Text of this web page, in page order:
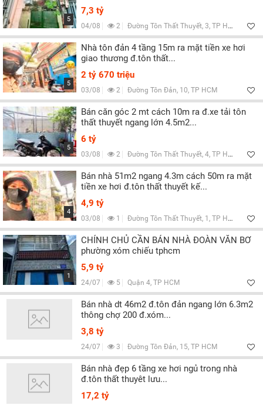
5
7,3 tỷ
04/08 2 Đường Tôn Thất Thuyết, 3, TP HCM
5
Nhà tôn đản 4 tầng 15m ra mặt tiền xe hơi
giao thương đ.tôn thất...
2 tỷ 670 triệu
03/08 2 Đường Tôn Đản, 10, TP HCM
5
Bán căn góc 2 mt cách 10m ra đ.xe tải tôn
thất thuyết ngang lớn 4.5m2...
6 tỷ
03/08 2 Đường Tôn Thất Thuyết, 4, TP HCM
4
Bán nhà 51m2 ngang 4.3m cách 50m ra mặt
tiền xe hơi đ.tôn thất thuyết kế...
4,9 tỷ
03/08 1 Đường Tôn Thất Thuyết, 1, TP HCM
1
CHÍNH CHỦ CẦN BÁN NHÀ ĐOÀN VĂN BƠ
phường xóm chiếu tphcm
5,9 tỷ
24/07 5 Quận 4, TP HCM
Bán nhà dt 46m2 đ.tôn đản ngang lớn 6.3m2
thông chợ 200 đ.xóm...
3,8 tỷ
24/07 3 Đường Tôn Đản, 15, TP HCM
Bán nhà đẹp 6 tầng xe hơi ngủ trong nhà
đ.tôn thất thuyêt lưu...
17,2 tỷ